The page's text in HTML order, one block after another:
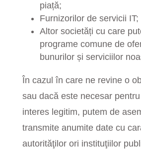
piață;
Furnizorilor de servicii IT;
Altor societăți cu care
programe comune de
bunurilor și serviciilor
În cazul în care ne revine o
sau dacă este necesar
interes legitim, putem de
transmite anumite date cu
autorităţilor ori instituţiilor